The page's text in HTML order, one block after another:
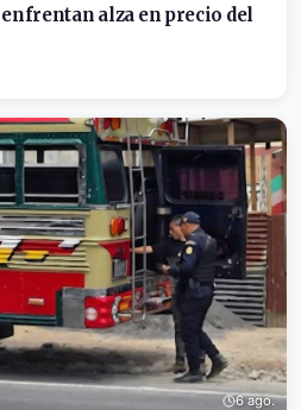
alza en precio del
6 ago.